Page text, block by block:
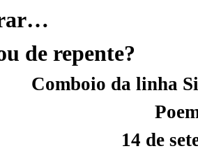
de repente?
Comboio da linha
14 de